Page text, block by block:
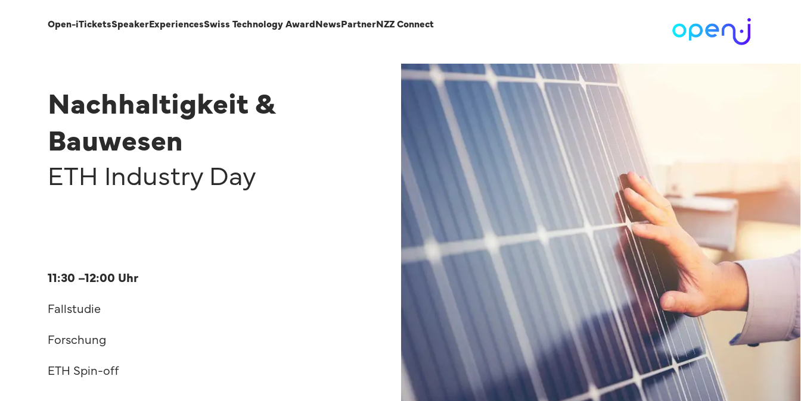
Open-iTicketsSpeakerExperiencesSwiss Technology Award News PartnerNZZ Connect
Nachhaltigkeit &
Bauwesen
ETH Industry Day
11:30 –12:00 Uhr
Fallstudie
Forschung
ETH Spin-off